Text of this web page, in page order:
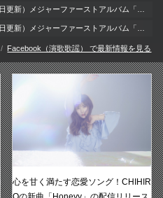
Facebook（演歌歌謡） で最新情報を見る
心を甘く満たす恋愛ソング！CHIHIR